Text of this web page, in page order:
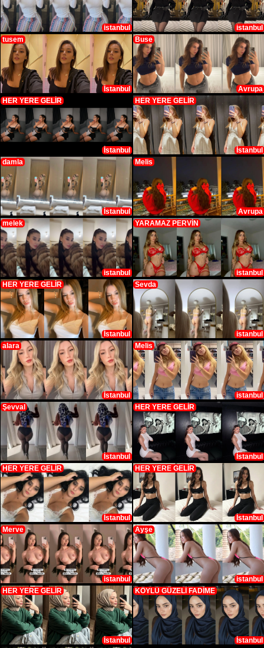
istanbul
istanbul
tusem
İstanbul
Buse
Avrupa
HER YERE GELİR
İstanbul
HER YERE GELİR
İstanbul
damla
İstanbul
Melis
Avrupa
melek
istanbul
YARAMAZ PERVİN
istanbul
HER YERE GELİR
İstanbul
Sevda
istanbul
alara
İstanbul
Melis
istanbul
Şevval
İstanbul
HER YERE GELİR
İstanbul
HER YERE GELİR
İstanbul
HER YERE GELİR
İstanbul
Merve
istanbul
Ayşe
istanbul
HER YERE GELİR
İstanbul
KÖYLÜ GÜZELİ FADİME
İstanbul